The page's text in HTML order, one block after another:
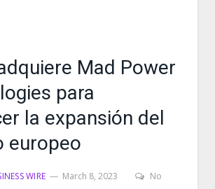
Mad Power
para
la expansión del
europeo
WIRE March 8, 2023
No